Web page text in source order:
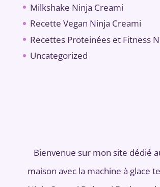
Milkshake Ninja Creami
Recette Vegan Ninja Creami
Recettes Proteinées et Fitness
Uncategorized
Bienvenue sur mon site dédié
maison avec la machine à glace